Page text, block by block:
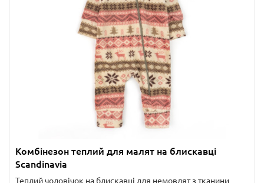
Комбінезон теплий для малят на блискавці
Scandinavia
Теплий чоловічок на блискавці для немовлят з тканини